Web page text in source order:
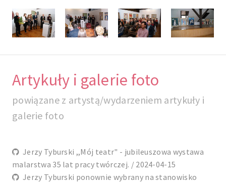
Artykuły i galerie foto
powiązane z artystą/wydarzeniem artykuły i
galerie foto
Jerzy Tyburski ,,Mój teatr" - jubileuszowa wystawa
malarstwa 35 lat pracy twórczej. / 2024-04-15
Jerzy Tyburski ponownie wybrany na stanowisko